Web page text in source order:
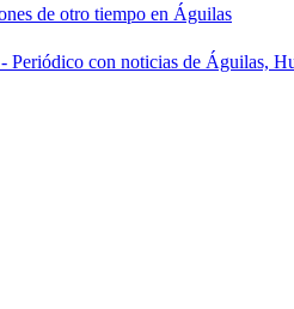
de otro tiempo en Águilas
Periódico con noticias de Águilas,